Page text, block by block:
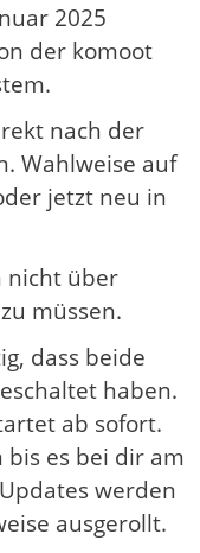
2025
der komoot
nach der
Wahlweise auf
jetzt neu in
nicht über
müssen.
dass beide
haben.
ab sofort.
es bei dir am
werden
ausgerollt.